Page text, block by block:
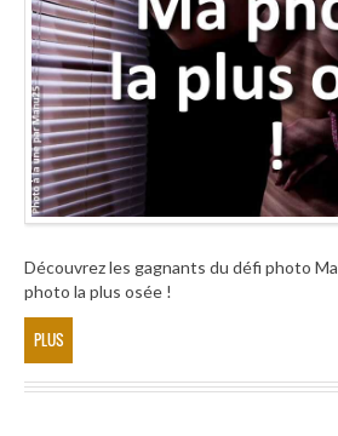
Découvrez les gagnants du défi photo Ma
photo la plus osée !
PLUS